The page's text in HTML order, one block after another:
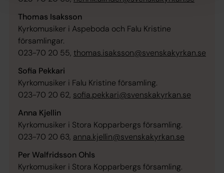
Thomas Isaksson
Kyrkomusiker i Aspeboda och Falu Kristine
församlingar.
023-70 20 55, thomas.isaksson@svenskakyrkan.se
Sofia Pekkari
Kyrkomusiker i Falu Kristine församling.
023-70 20 62, sofia.pekkari@svenskakyrkan.se
Anna Kjellin
Kyrkomusiker i Stora Kopparbergs församling.
023-70 20 63, anna.kjellin@svenskakyrkan.se
Per Walfridsson Ohls
Kyrkomusiker i Stora Kopparbergs församling.